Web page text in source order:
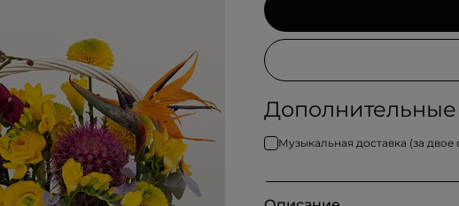
Дополнительные
Музыкальная доставка (за двое